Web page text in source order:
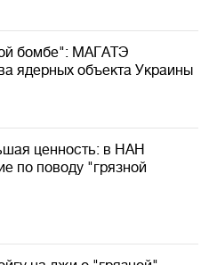
бомбе": МАГАТЭ
ядерных объекта Украины
ценность: в НАН
по поводу "грязной